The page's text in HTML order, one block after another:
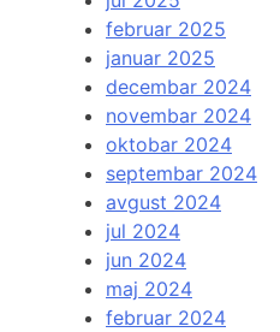
februar 2025
januar 2025
decembar 2024
novembar 2024
oktobar 2024
septembar 2024
avgust 2024
jul 2024
jun 2024
maj 2024
februar 2024